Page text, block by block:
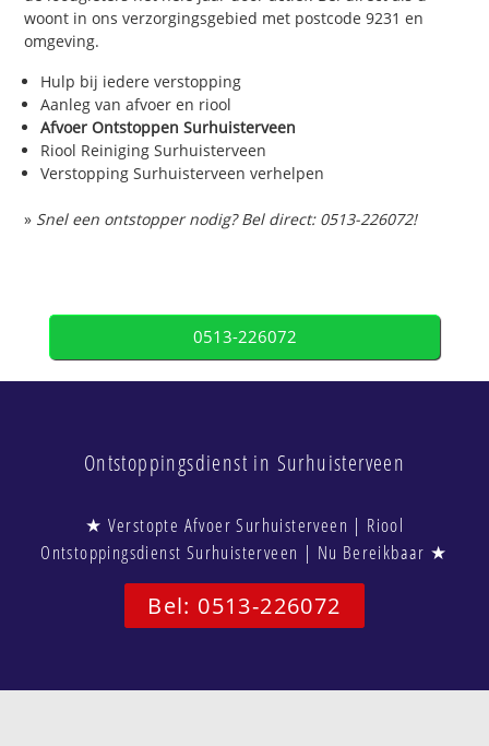
woont in ons verzorgingsgebied met postcode 9231 en
omgeving.
Hulp bij iedere verstopping
Aanleg van afvoer en riool
Afvoer Ontstoppen Surhuisterveen
Riool Reiniging Surhuisterveen
Verstopping Surhuisterveen verhelpen
» Snel een ontstopper nodig? Bel direct: 0513-226072!
0513-226072
Ontstoppingsdienst in Surhuisterveen
★ Verstopte Afvoer Surhuisterveen | Riool
Ontstoppingsdienst Surhuisterveen | Nu Bereikbaar ★
Bel: 0513-226072